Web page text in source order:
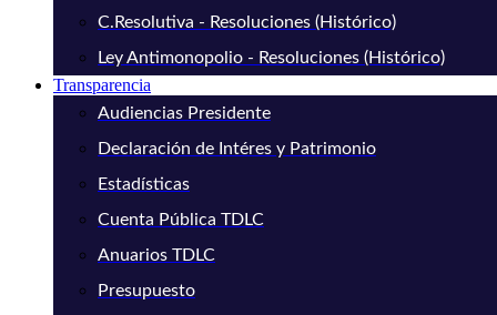
C.Resolutiva - Resoluciones (Histórico)
Ley Antimonopolio - Resoluciones (Histórico)
Transparencia
Audiencias Presidente
Declaración de Intéres y Patrimonio
Estadísticas
Cuenta Pública TDLC
Anuarios TDLC
Presupuesto